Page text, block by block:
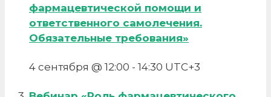
фармацевтической помощи и
ответственного самолечения.
Обязательные требования»
4 сентября @ 12:00 - 14:30 UTC+3